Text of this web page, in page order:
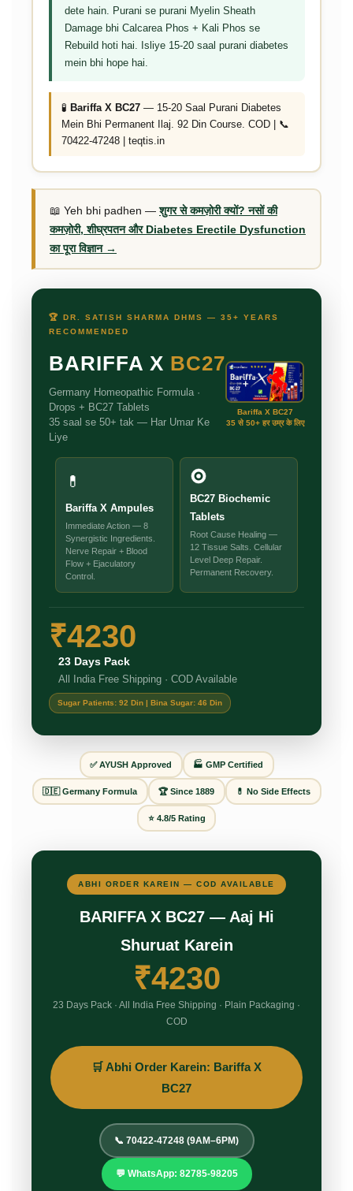
dete hain. Purani se purani Myelin Sheath
Damage bhi Calcarea Phos + Kali Phos se
Rebuild hoti hai. Isliye 15-20 saal purani diabetes
mein bhi hope hai.
🧪 Bariffa X BC27— 15-20 Saal Purani Diabetes
Mein Bhi Permanent Ilaj. 92 Din Course. COD | 📞
70422-47248 | teqtis.in
📖 Yeh bhi padhen —शुगर से कमज़ोरी क्यों? नसों की
कमज़ोरी, शीघ्रपतन और Diabetes Erectile Dysfunction
का पूरा विज्ञान →
🏆 DR. SATISH SHARMA DHMS — 35+ YEARS
RECOMMENDED
BARIFFA X BC27
Germany Homeopathic Formula ·
Drops + BC27 Tablets
35 saal se 50+ tak — Har Umar Ke
Liye
Bariffa X BC27
35 से 50+ हर उम्र के लिए
💊
Bariffa X Ampules
Immediate Action — 8
Synergistic Ingredients.
Nerve Repair + Blood
Flow + Ejaculatory
Control.
BC27 Biochemic
Tablets
Root Cause Healing —
12 Tissue Salts. Cellular
Level Deep Repair.
Permanent Recovery.
₹4230
23 Days Pack
All India Free Shipping · COD Available
Sugar Patients: 92 Din | Bina Sugar: 46 Din
✅ AYUSH Approved 🏭 GMP Certified
🇩🇪 Germany Formula 🏆 Since 1889 💊 No Side Effects
⭐ 4.8/5 Rating
ABHI ORDER KAREIN — COD AVAILABLE
BARIFFA X BC27 — Aaj Hi
Shuruat Karein
₹4230
23 Days Pack · All India Free Shipping · Plain Packaging ·
COD
🛒 Abhi Order Karein: Bariffa X
BC27
📞 70422-47248 (9AM–6PM)
💬 WhatsApp: 82785-98205